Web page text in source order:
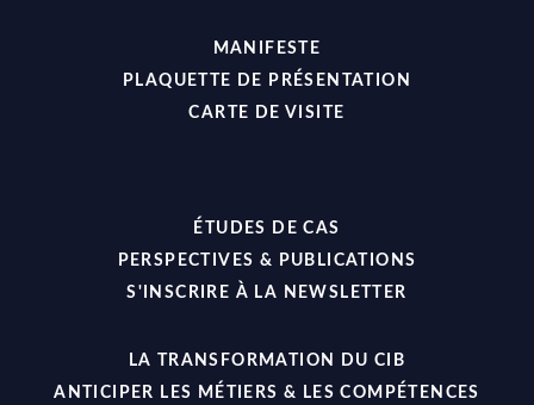
MANIFESTE
PLAQUETTE DE PRÉSENTATION
CARTE DE VISITE
ÉTUDES DE CAS
PERSPECTIVES & PUBLICATIONS
S'INSCRIRE À LA NEWSLETTER
LA TRANSFORMATION DU CIB
ANTICIPER LES MÉTIERS & LES COMPÉTENCES